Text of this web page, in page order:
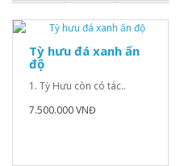
Tỳ hưu đá xanh ấn
độ
1. Tỳ Hưu còn có tác..
7.500.000 VNĐ